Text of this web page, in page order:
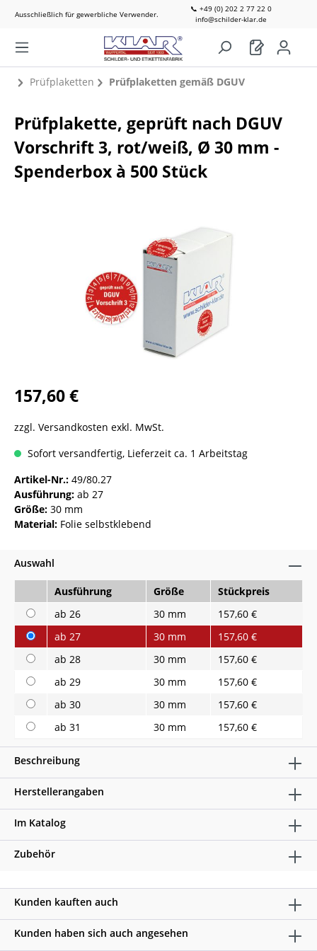
Ausschließlich für gewerbliche Verwender.
📞 +49 (0) 202 2 77 22 0
info@schilder-klar.de
Prüfplaketten Prüfplaketten gemäß DGUV
Prüfplakette, geprüft nach DGUV
Vorschrift 3, rot/weiß, Ø 30 mm -
Spenderbox à 500 Stück
157,60 €
zzgl. Versandkosten exkl. MwSt.
Sofort versandfertig, Lieferzeit ca. 1 Arbeitstag
Artikel-Nr.: 49/80.27
Ausführung: ab 27
Größe: 30 mm
Material: Folie selbstklebend
Auswahl
Ausführung Größe
Stückpreis
ab 26
30 mm
157,60 €
ab 27
30 mm
157,60 €
ab 28
30 mm
157,60 €
ab 29
30 mm
157,60 €
ab 30
30 mm
157,60 €
ab 31
30 mm 157,60 €
Beschreibung
Herstellerangaben
Im Katalog
Zubehör
Kunden kauften auch
Kunden haben sich auch angesehen